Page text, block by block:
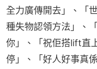
全力廣傳開去」、「
種失物認領方法」、
你」、「祝佢搭lift直
停」、「好人好事真